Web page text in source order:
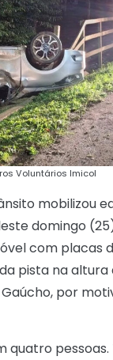
Voluntários Imicol
mobilizou
domingo
com placas
pista na altura
por
quatro pessoas.